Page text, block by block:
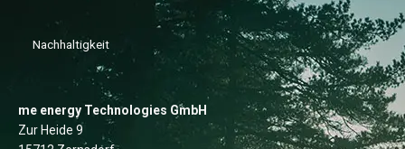
Nachhaltigkeit
me energy Technologies GmbH
Zur Heide 9